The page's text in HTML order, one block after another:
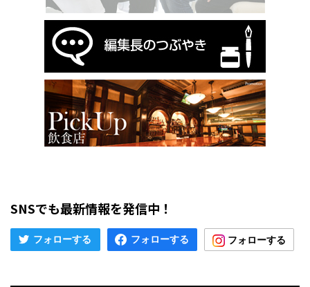
SNSでも最新情報を発信中！